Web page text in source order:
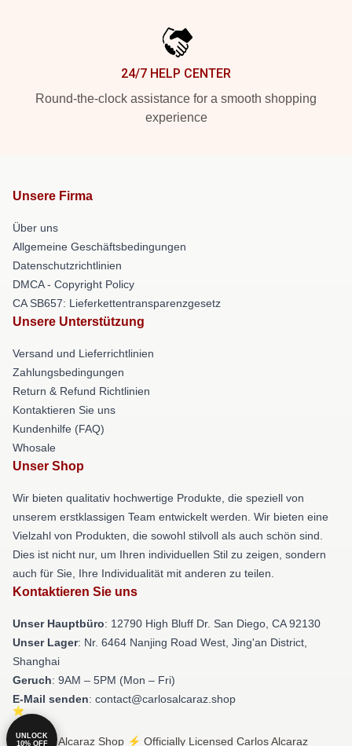
24/7 HELP CENTER
Round-the-clock assistance for a smooth shopping
experience
Unsere Firma
Über uns
Allgemeine Geschäftsbedingungen
Datenschutzrichtlinien
DMCA - Copyright Policy
CA SB657: Lieferkettentransparenzgesetz
Unsere Unterstützung
Versand und Lieferrichtlinien
Zahlungsbedingungen
Return & Refund Richtlinien
Kontaktieren Sie uns
Kundenhilfe (FAQ)
Whosale
Unser Shop
Wir bieten qualitativ hochwertige Produkte, die speziell von
unserem erstklassigen Team entwickelt werden. Wir bieten eine
Vielzahl von Produkten, die sowohl stilvoll als auch schön sind.
Dies ist nicht nur, um Ihren individuellen Stil zu zeigen, sondern
auch für Sie, Ihre Individualität mit anderen zu teilen.
Kontaktieren Sie uns
Unser Hauptbüro: 12790 High Bluff Dr. San Diego, CA 92130
Unser Lager: Nr. 6464 Nanjing Road West, Jing'an District,
Shanghai
Geruch: 9AM – 5PM (Mon – Fri)
E-Mail senden: contact@carlosalcaraz.shop
© Carlos Alcaraz Shop ⚡️ Officially Licensed Carlos Alcaraz
UNLOCK
10% OFF